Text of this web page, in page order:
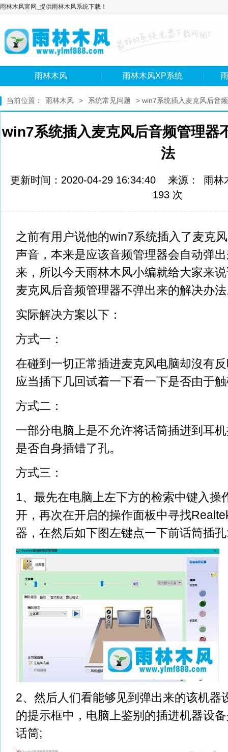
雨林木风官网_提供雨林木风系统下载！
雨林木风 雨林木风XP系统
当前位置： 雨林木风 > 系统常见问题 > win7系统插入麦克风后音
win7系统插入麦克风后音频管理器
法
更新时间：2020-04-29 16:34:40 来源：
雨林
193 次
之前有用户说他的win7系统插入了麦克
声音，本来是应该音频管理器会自动弹
来，所以今天雨林木风小编就给大家来
麦克风后音频管理器不弹出来的解决办
实际解决方案以下：
方式一：
在碰到一切正常插进麦克风电脑却沒有
应当插下几回试着一下看一下是否由于
方式二：
一部分电脑上是不允许将话筒插进到耳
是否自身插错了孔。
方式三：
1、最先在电脑上左下方的检索中键入操
开，再次在开启的操作面板中寻找
器，在然后如下图左键点一下前话筒插
2、然后人们看能够见到弹出来的该机器
的提示框中，电脑上鉴别的插进机器设
话筒;